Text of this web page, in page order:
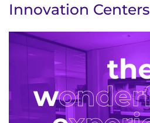
Innovation Centers